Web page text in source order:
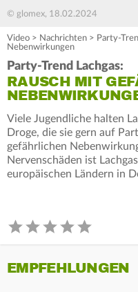
© glomex, 18.02.2024
Video > Nachrichten > Party-
Nebenwirkungen
Party-Trend Lachgas:
RAUSCH MIT
Viele Jugendliche halten
Droge, die sie gern auf
gefährlichen
Nervenschäden ist
europäischen Ländern in
EMPFEHLUNGEN